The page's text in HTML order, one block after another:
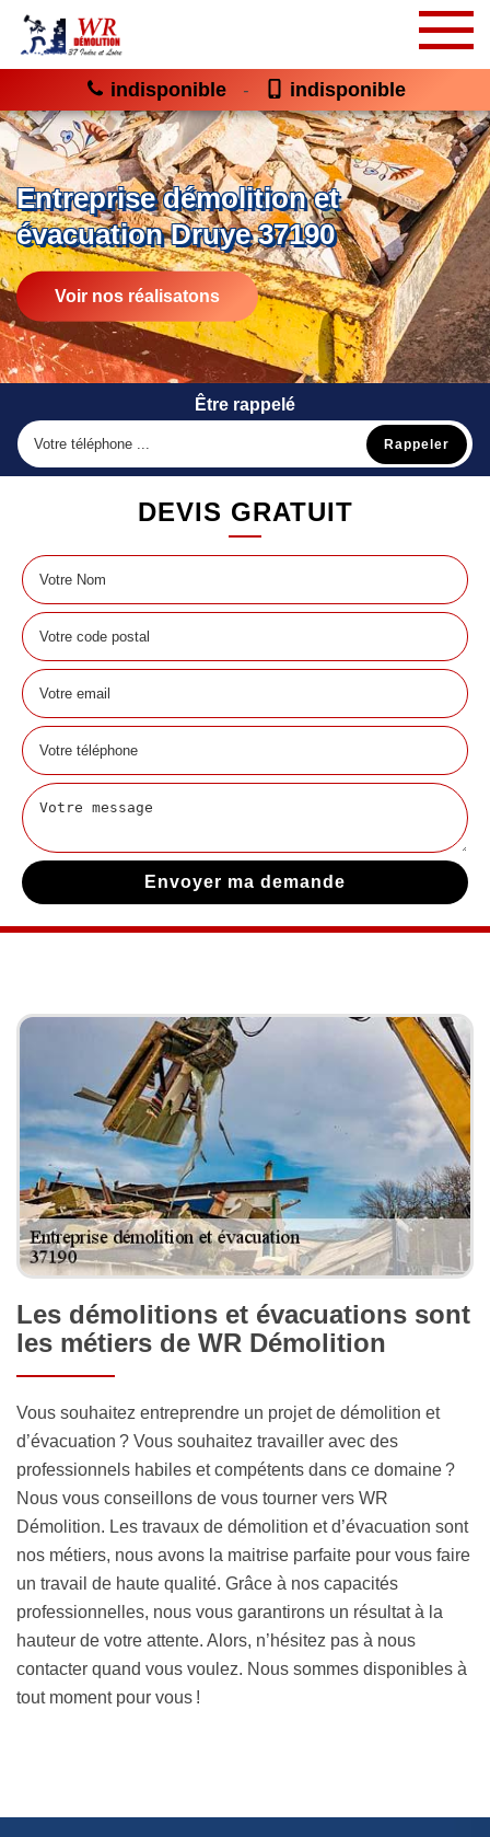
indisponible - indisponible
Entreprise démolition et
évacuation Druye 37190
Voir nos réalisatons
Être rappelé
DEVIS GRATUIT
Les démolitions et évacuations sont
les métiers de WR Démolition
Vous souhaitez entreprendre un projet de démolition et
d’évacuation ? Vous souhaitez travailler avec des
professionnels habiles et compétents dans ce domaine ?
Nous vous conseillons de vous tourner vers WR
Démolition. Les travaux de démolition et d’évacuation sont
nos métiers, nous avons la maitrise parfaite pour vous faire
un travail de haute qualité. Grâce à nos capacités
professionnelles, nous vous garantirons un résultat à la
hauteur de votre attente. Alors, n’hésitez pas à nous
contacter quand vous voulez. Nous sommes disponibles à
tout moment pour vous !